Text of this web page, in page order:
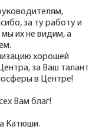
за ту работу и
их не видим, а
хорошей
за Ваш талант
в Центре!
Вам благ!
Катюши.